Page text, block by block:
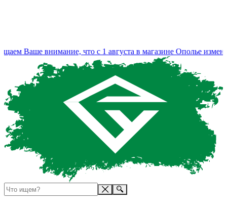
внимание, что с 1 августа в магазине Ополье изменился